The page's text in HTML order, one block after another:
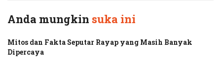
Anda mungkin suka ini
Mitos dan Fakta Seputar Rayap yang Masih Banyak
Dipercaya